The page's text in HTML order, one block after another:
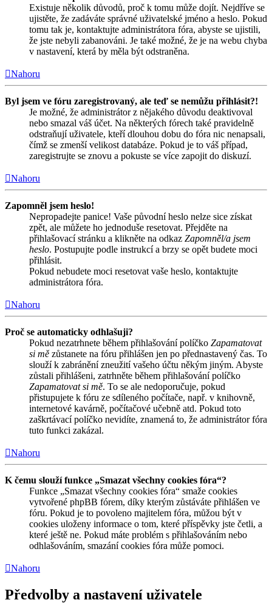
Existuje několik důvodů, proč k tomu může dojít. Nejdříve se
ujistěte, že zadáváte správné uživatelské jméno a heslo. Pokud
tomu tak je, kontaktujte administrátora fóra, abyste se ujistili,
že jste nebyli zabanováni. Je také možné, že je na webu chyba
v nastavení, která by měla být odstraněna.
Nahoru
Byl jsem ve fóru zaregistrovaný, ale teď se nemůžu přihlásit?!
Je možné, že administrátor z nějakého důvodu deaktivoval
nebo smazal váš účet. Na některých fórech také pravidelně
odstraňují uživatele, kteří dlouhou dobu do fóra nic nenapsali,
čímž se zmenší velikost databáze. Pokud je to váš případ,
zaregistrujte se znovu a pokuste se více zapojit do diskuzí.
Nahoru
Zapomněl jsem heslo!
Nepropadejte panice! Vaše původní heslo nelze sice získat
zpět, ale můžete ho jednoduše resetovat. Přejděte na
přihlašovací stránku a klikněte na odkaz Zapomněl/a jsem
heslo. Postupujte podle instrukcí a brzy se opět budete moci
přihlásit.
Pokud nebudete moci resetovat vaše heslo, kontaktujte
administrátora fóra.
Nahoru
Proč se automaticky odhlašuji?
Pokud nezatrhnete během přihlašování políčko Zapamatovat
si mě zůstanete na fóru přihlášen jen po přednastavený čas. To
slouží k zabránění zneužití vašeho účtu někým jiným. Abyste
zůstali přihlášeni, zatrhněte během přihlašování políčko
Zapamatovat si mě. To se ale nedoporučuje, pokud
přistupujete k fóru ze sdíleného počítače, např. v knihovně,
internetové kavárně, počítačové učebně atd. Pokud toto
zaškrtávací políčko nevidíte, znamená to, že administrátor fóra
tuto funkci zakázal.
Nahoru
K čemu slouží funkce „Smazat všechny cookies fóra“?
Funkce „Smazat všechny cookies fóra“ smaže cookies
vytvořené phpBB fórem, díky kterým zůstáváte přihlášen ve
fóru. Pokud je to povoleno majitelem fóra, můžou být v
cookies uloženy informace o tom, které příspěvky jste četli, a
které ještě ne. Pokud máte problém s přihlašováním nebo
odhlašováním, smazání cookies fóra může pomoci.
Nahoru
Předvolby a nastavení uživatele